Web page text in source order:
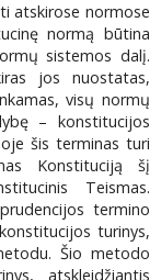
atskirose normose
normą būtina
sistemos dalį.
jos nuostatas,
visų normų
– konstitucijos
šis terminas turi
Konstituciją šį
Teismas.
termino
turinys,
Šio metodo
atskleidžiantis